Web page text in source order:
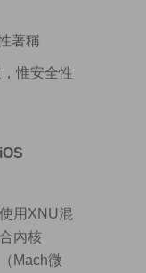
著稱
惟安全性
iOS
使用XNU混
合內核
（Mach微